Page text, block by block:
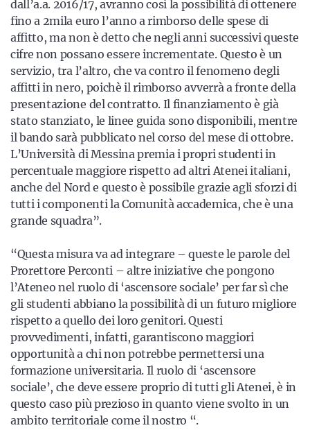
dall’a.a. 2016/17, avranno così la possibilità di ottenere
fino a 2mila euro l’anno a rimborso delle spese di
affitto, ma non è detto che negli anni successivi queste
cifre non possano essere incrementate. Questo è un
servizio, tra l’altro, che va contro il fenomeno degli
affitti in nero, poichè il rimborso avverrà a fronte della
presentazione del contratto. Il finanziamento è già
stato stanziato, le linee guida sono disponibili, mentre
il bando sarà pubblicato nel corso del mese di ottobre.
L’Università di Messina premia i propri studenti in
percentuale maggiore rispetto ad altri Atenei italiani,
anche del Nord e questo è possibile grazie agli sforzi di
tutti i componenti la Comunità accademica, che è una
grande squadra”.
“Questa misura va ad integrare – queste le parole del
Prorettore Perconti – altre iniziative che pongono
l’Ateneo nel ruolo di ‘ascensore sociale’ per far sì che
gli studenti abbiano la possibilità di un futuro migliore
rispetto a quello dei loro genitori. Questi
provvedimenti, infatti, garantiscono maggiori
opportunità a chi non potrebbe permettersi una
formazione universitaria. Il ruolo di ‘ascensore
sociale’, che deve essere proprio di tutti gli Atenei, è in
questo caso più prezioso in quanto viene svolto in un
ambito territoriale come il nostro “.